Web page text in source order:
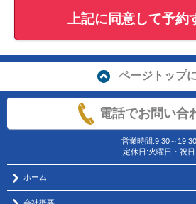
上記に同意して予約
ページトップ
電話でお問い合
営業時間:9:30～19:30
定休日:火曜日・祝日
ホーム